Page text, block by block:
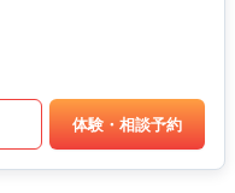
体験・相談予約